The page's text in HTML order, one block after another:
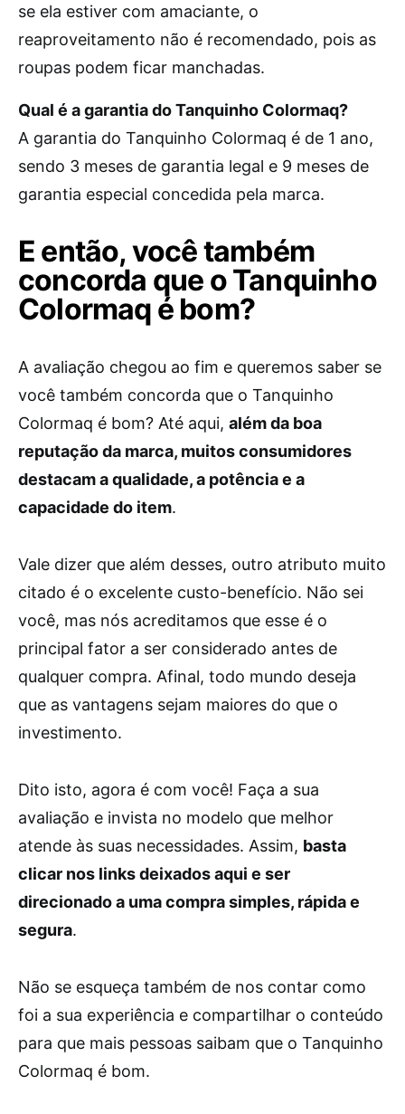
se ela estiver com amaciante, o
reaproveitamento não é recomendado, pois as
roupas podem ficar manchadas.
Qual é a garantia do Tanquinho Colormaq?
A garantia do Tanquinho Colormaq é de 1 ano,
sendo 3 meses de garantia legal e 9 meses de
garantia especial concedida pela marca.
E então, você também
concorda que o Tanquinho
Colormaq é bom?
A avaliação chegou ao fim e queremos saber se
você também concorda que o Tanquinho
Colormaq é bom? Até aqui, além da boa
reputação da marca, muitos consumidores
destacam a qualidade, a potência e a
capacidade do item.
Vale dizer que além desses, outro atributo muito
citado é o excelente custo-benefício. Não sei
você, mas nós acreditamos que esse é o
principal fator a ser considerado antes de
qualquer compra. Afinal, todo mundo deseja
que as vantagens sejam maiores do que o
investimento.
Dito isto, agora é com você! Faça a sua
avaliação e invista no modelo que melhor
atende às suas necessidades. Assim, basta
clicar nos links deixados aqui e ser
direcionado a uma compra simples, rápida e
segura.
Não se esqueça também de nos contar como
foi a sua experiência e compartilhar o conteúdo
para que mais pessoas saibam que o Tanquinho
Colormaq é bom.